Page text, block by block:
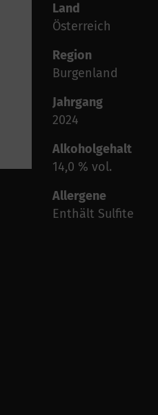
Land
Österreich
Region
Burgenland
Jahrgang
2024
Alkoholgehalt
14,0 % vol.
Allergene
Enthält Sulfite